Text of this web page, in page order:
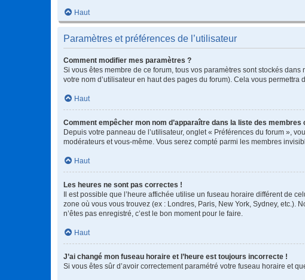
Haut
Paramètres et préférences de l’utilisateur
Comment modifier mes paramètres ?
Si vous êtes membre de ce forum, tous vos paramètres sont stockés
votre nom d’utilisateur en haut des pages du forum). Cela vous
Haut
Comment empêcher mon nom d’apparaître dans la liste des membres
Depuis votre panneau de l’utilisateur, onglet « Préférences du forum »,
modérateurs et vous-même. Vous serez compté parmi les membres
Haut
Les heures ne sont pas correctes !
Il est possible que l’heure affichée utilise un fuseau horaire différent de
zone où vous vous trouvez (ex : Londres, Paris, New York, Sydney, etc.).
n’êtes pas enregistré, c’est le bon moment pour le faire.
Haut
J’ai changé mon fuseau horaire et l’heure est toujours incorrecte !
Si vous êtes sûr d’avoir correctement paramétré votre fuseau horaire et